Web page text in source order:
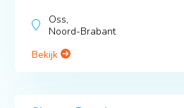
Oss,
Noord-Brabant
Bekijk